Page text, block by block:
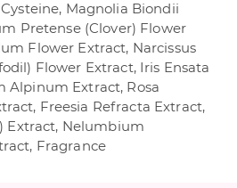
Magnolia Biondii
Pretense (Clover) Flower
Flower Extract, Narcissus
Flower Extract, Iris Ensata
Alpinum Extract, Rosa
Freesia Refracta Extract,
Extract, Nelumbium
Fragrance